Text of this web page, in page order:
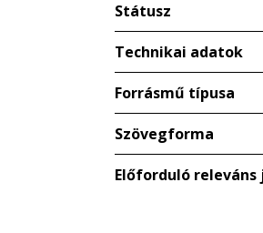
Státusz
Technikai adatok
Forrásmű típusa
Szövegforma
Előforduló